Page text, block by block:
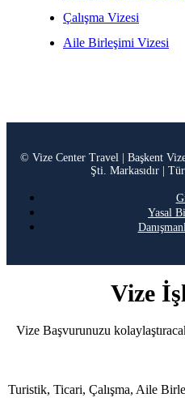
Çalışma Vizesi
Aile Birleşimi Vizesi
© Vize Center Travel | Başkent
Şti. Markasıdır |
Yasal
Vize
Vize Başvurunuzu
Turistik, Ticari, Çalışma, Aile